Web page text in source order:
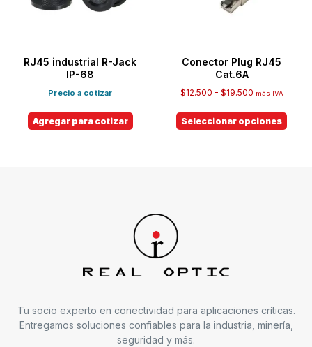
RJ45 industrial R-Jack
IP-68
Precio a cotizar
Agregar para cotizar
Conector Plug RJ45
Cat.6A
$12.500 - $19.500 más IVA
Seleccionar opciones
Tu socio experto en conectividad para aplicaciones críticas.
Entregamos soluciones confiables para la industria, minería,
seguridad y más.